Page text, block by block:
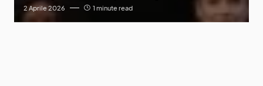
2 Aprile 2026 1 minute read